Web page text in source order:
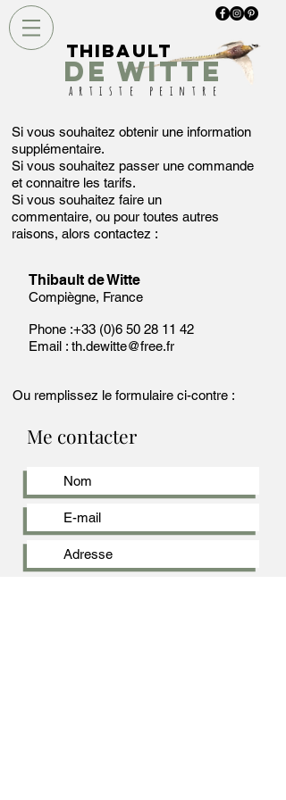
DE WITTE
Thibault
artiste peintre
Si vous souhaitez obtenir une information
supplémentaire.
Si vous souhaitez passer une commande
et connaitre les tarifs.
Si vous souhaitez faire un
commentaire, ou pour toutes autres
raisons, alors contactez :
Thibault de Witte
Compiègne, France
Phone :+33 (0)6 50 28 11 42
Email : th.dewitte@free.fr
Ou remplissez le formulaire ci-contre :
Me contacter